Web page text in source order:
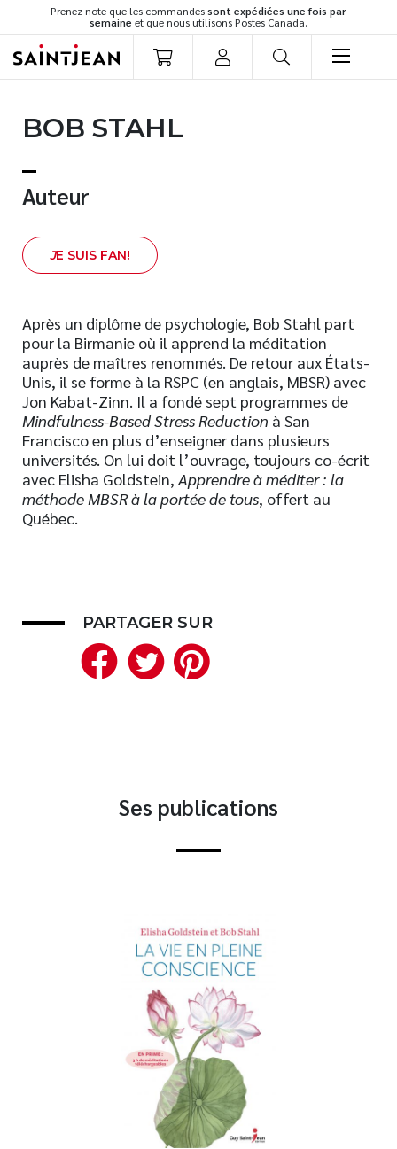
Prenez note que les commandessont expédiées une fois par
semaine et que nous utilisons Postes Canada.
Romans
Développement personnel
Spiritualité
Famille
Témoignages
Vie pratique
Finances
Nouveautés
Numérique
Livres audio
Meilleurs vendeurs
Page vedette
BOB STAHL
Auteur
JE SUIS FAN!
Après un diplôme de psychologie, Bob Stahl part
pour la Birmanie où il apprend la méditation
auprès de maîtres renommés. De retour aux États-
Unis, il se forme à la RSPC (en anglais, MBSR) avec
Jon Kabat-Zinn. Il a fondé sept programmes de
Mindfulness-Based Stress Reduction à San
Francisco en plus d’enseigner dans plusieurs
universités. On lui doit l’ouvrage, toujours co-écrit
avec Elisha Goldstein, Apprendre à méditer : la
méthode MBSR à la portée de tous, offert au
Québec.
PARTAGER SUR
Facebook
Twitter
Ses publications